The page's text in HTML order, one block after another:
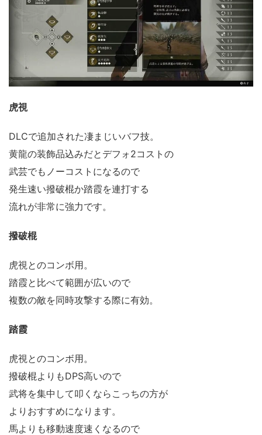
虎視
DLCで追加された凄まじいバフ技。
黄龍の装飾品込みだとデフォ2コストの
武芸でもノーコストになるので
発生速い撥破棍か踏霞を連打する
流れが非常に強力です。
撥破棍
虎視とのコンボ用。
踏霞と比べて範囲が広いので
複数の敵を同時攻撃する際に有効。
踏霞
虎視とのコンボ用。
撥破棍よりもDPS高いので
武将を集中して叩くならこっちの方が
よりおすすめになります。
馬よりも移動速度速くなるので